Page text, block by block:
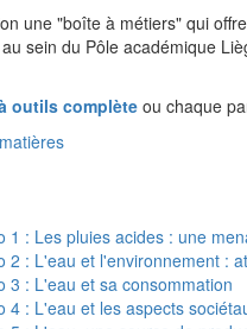
une "boîte à métiers" qui
sein du Pôle académique
outils complète ou chaque
1 : Les pluies acides : une
2 : L'eau et l'environnement :
3 : L'eau et sa consommation
4 : L'eau et les aspects